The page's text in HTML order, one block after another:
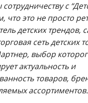
с
что это не просто
детских трендов,
сеть детских
выбор
актуальность и
товаров,
ассортиментов.